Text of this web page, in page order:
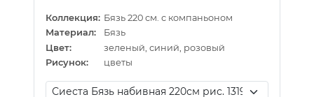
Коллекция: Бязь 220 см. с компаньоном
Материал:
Бязь
Цвет:
зеленый, синий, розовый
Рисунок:
цветы